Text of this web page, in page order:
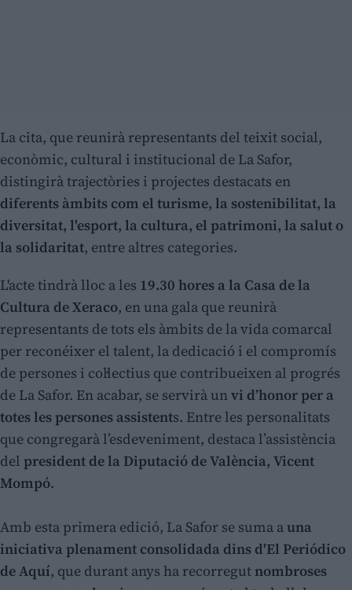
La cita, que reunirà representants del teixit social,
econòmic, cultural i institucional de La Safor,
distingirà trajectòries i projectes destacats en
diferents àmbits com el turisme, la sostenibilitat, la
diversitat, l'esport, la cultura, el patrimoni, la salut o
la solidaritat, entre altres categories.
L'acte tindrà lloc a les 19.30 hores a la Casa de la
Cultura de Xeraco, en una gala que reunirà
representants de tots els àmbits de la vida comarcal
per reconéixer el talent, la dedicació i el compromís
de persones i col·lectius que contribueixen al progrés
de La Safor. En acabar, se servirà unvi d’honor per a
totes les persones assistents. Entre les personalitats
que congregarà l’esdeveniment, destaca l’assistència
del president de la Diputació de València, Vicent
Mompó.
Amb esta primera edició, La Safor se suma a una
iniciativa plenament consolidada dins d'El Periódico
de Aquí, que durant anys ha recorregutnombroses